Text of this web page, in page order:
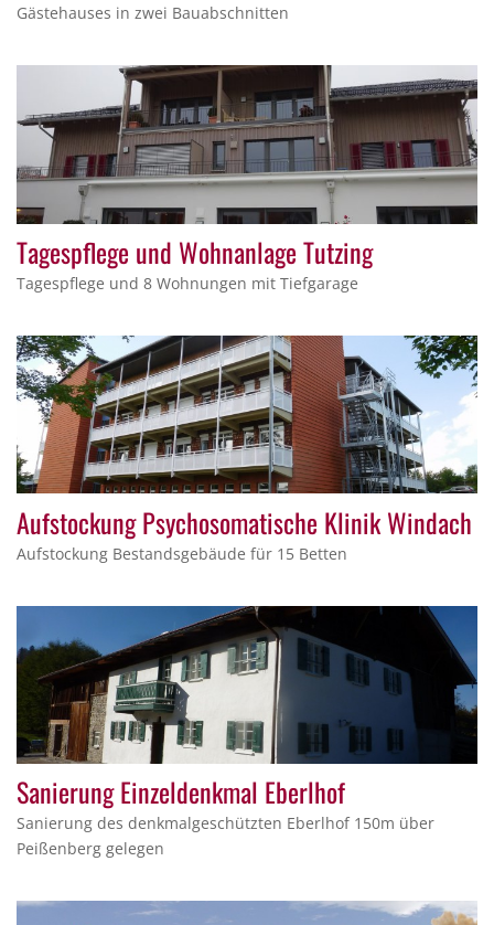
Gästehauses in zwei Bauabschnitten
Tagespflege und Wohnanlage Tutzing
Tagespflege und 8 Wohnungen mit Tiefgarage
Aufstockung Psychosomatische Klinik Windach
Aufstockung Bestandsgebäude für 15 Betten
Sanierung Einzeldenkmal Eberlhof
Sanierung des denkmalgeschützten Eberlhof 150m über
Peißenberg gelegen